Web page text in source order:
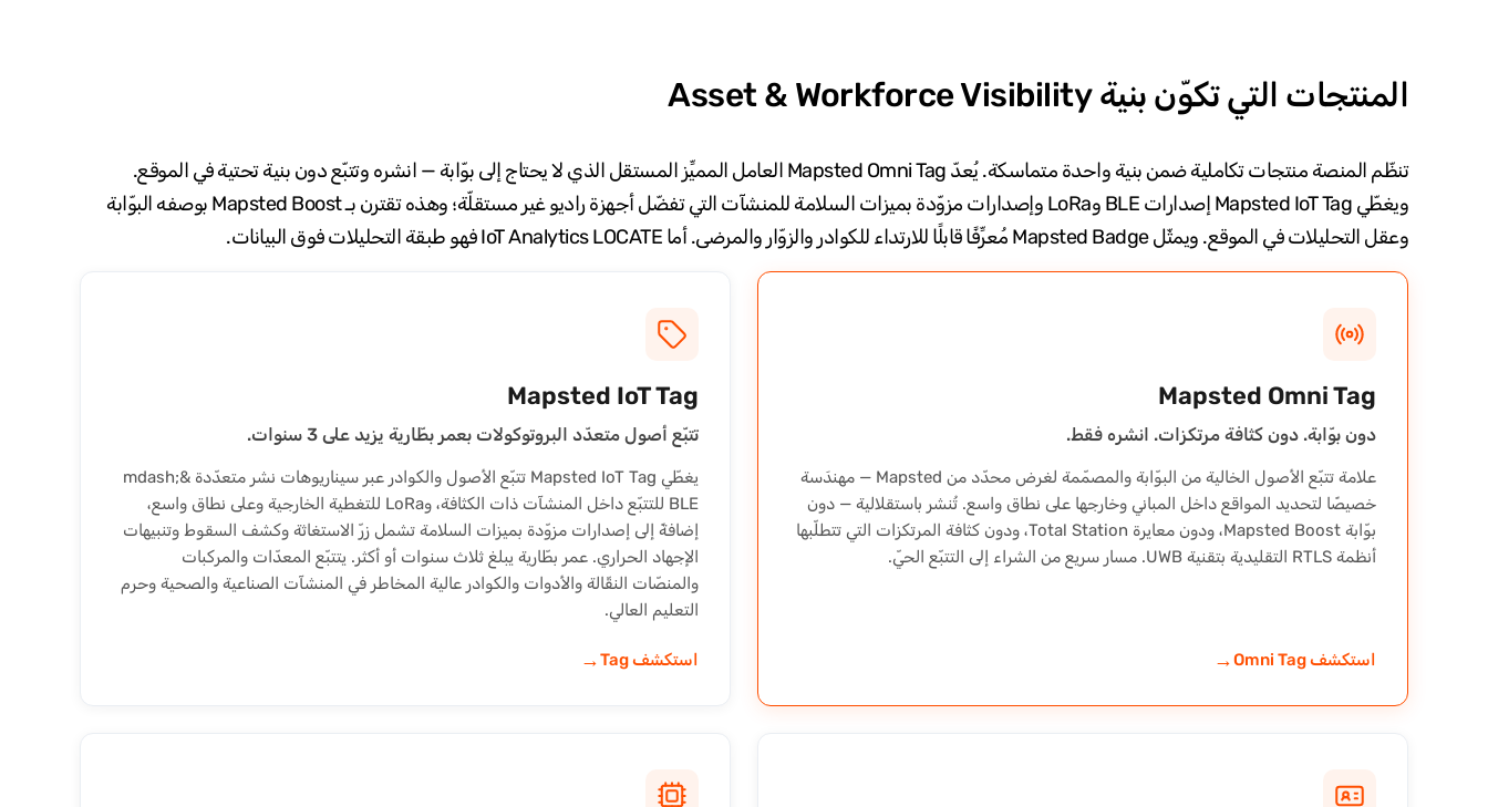
المنتجات التي تكوّن بنية Asset & Workforce Visibility
تنظّم المنصة منتجات تكاملية ضمن بنية واحدة متماسكة. يُعدّ Mapsted Omni Tag العامل المميِّز المستقل الذي لا يحتاج إلى بوّابة — انشره وتتبّع دون بنية تحتية في الموقع.
ويغطّي Mapsted IoT Tag إصدارات BLE وLoRa وإصدارات مزوّدة بميزات السلامة للمنشآت التي تفضّل أجهزة راديو غير مستقلّة؛ وهذه تقترن بـ Mapsted Boost بوصفه البوّابة
وعقل التحليلات في الموقع. ويمثّل Mapsted Badge مُعرِّفًا قابلًا للارتداء للكوادر والزوّار والمرضى. أما IoT Analytics LOCATE فهو طبقة التحليلات فوق البيانات.
Mapsted Omni Tag
دون بوّابة. دون كثافة مرتكزات. انشره فقط.
علامة تتبّع الأصول الخالية من البوّابة والمصمّمة لغرض محدّد من Mapsted — مهندَسة
خصيصًا لتحديد المواقع داخل المباني وخارجها على نطاق واسع. تُنشر باستقلالية — دون
بوّابة Mapsted Boost، ودون معايرة Total Station، ودون كثافة المرتكزات التي تتطلّبها
أنظمة RTLS التقليدية بتقنية UWB. مسار سريع من الشراء إلى التتبّع الحيّ.
استكشف Omni Tag →
Mapsted IoT Tag
تتبّع أصول متعدّد البروتوكولات بعمر بطّارية يزيد على 3 سنوات.
يغطّي Mapsted IoT Tag تتبّع الأصول والكوادر عبر سيناريوهات نشر متعدّدة &mdash;
BLE للتتبّع داخل المنشآت ذات الكثافة، وLoRa للتغطية الخارجية وعلى نطاق واسع،
إضافةً إلى إصدارات مزوّدة بميزات السلامة تشمل زرّ الاستغاثة وكشف السقوط وتنبيهات
الإجهاد الحراري. عمر بطّارية يبلغ ثلاث سنوات أو أكثر. يتتبّع المعدّات والمركبات
والمنصّات النقّالة والأدوات والكوادر عالية المخاطر في المنشآت الصناعية والصحية وحرم
التعليم العالي.
استكشف Tag →